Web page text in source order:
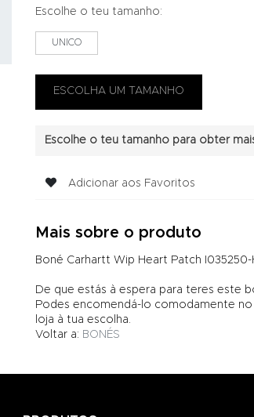
Escolhe o teu tamanho:
UNICO
Escolhe o teu tamanho para obter
Adicionar aos Favoritos
Mais sobre o produto
Boné Carhartt Wip Heart Patch
De que estás à espera para teres este
Podes encomendá-lo comodamente
loja à tua escolha.
Voltar a: BONÉS